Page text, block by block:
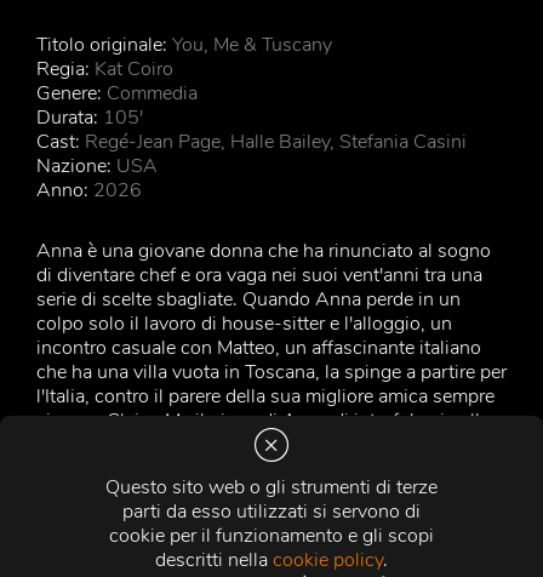
Questo sito web o gli strumenti di terze
parti da esso utilizzati si servono di
cookie per il funzionamento e gli scopi
descritti nellacookie policy.
Titolo originale: You, Me & Tuscany
Regia: Kat Coiro
Genere: Commedia
Durata: 105'
Cast: Regé-Jean Page, Halle Bailey, Stefania Casini
Nazione: USA
Anno: 2026
Anna è una giovane donna che ha rinunciato al sogno
di diventare chef e ora vaga nei suoi vent'anni tra una
serie di scelte sbagliate. Quando Anna perde in un
colpo solo il lavoro di house-sitter e l'alloggio, un
incontro casuale con Matteo, un affascinante italiano
che ha una villa vuota in Toscana, la spinge a partire per
l'Italia, contro il parere della sua migliore amica sempre
sincera, Claire. Ma il piano di Anna di intrufolarsi nella
villa di Matteo, senza permesso e solo per una notte, va
in pezzi quando la madre di Matteo, Gabriella, si
presenta inaspettatamente. Presa dal panico, Anna
lascia che Gabriella creda che lei sia la fidanzata di
Matteo. Quella piccola bugia diventa però un grande
problema quando arriva Michael, il cugino di Matteo, e